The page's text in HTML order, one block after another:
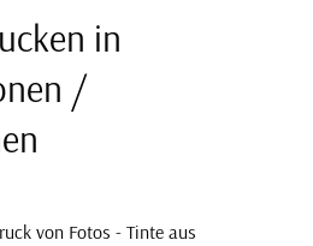
in
/
von Fotos - Tinte aus